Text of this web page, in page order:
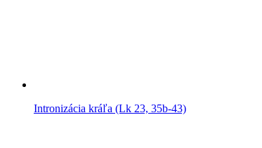
Intronizácia kráľa (Lk 23, 35b-43)